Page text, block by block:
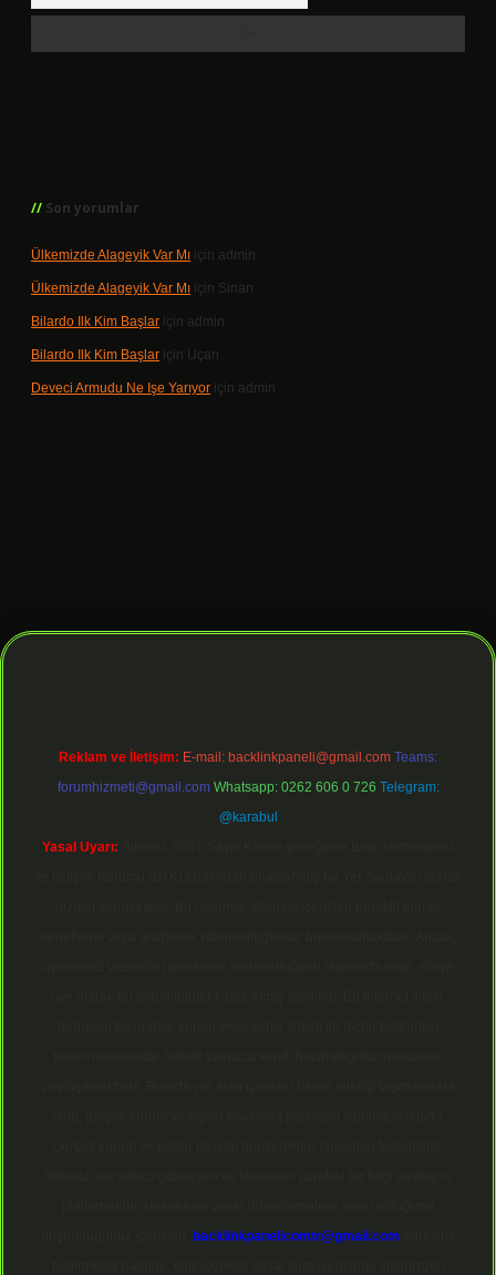
Son yorumlar
Ülkemizde Alageyik Var Mı için admin
Ülkemizde Alageyik Var Mı için Sinan
Bilardo Ilk Kim Başlar için admin
Bilardo Ilk Kim Başlar için Uçan
Deveci Armudu Ne Işe Yarıyor için admin
giriş
Reklam ve İletişim: E-mail: backlinkpaneli@gmail.com Teams:
forumhizmeti@gmail.com Whatsapp: 0262 606 0 726 Telegram:
@karabul
Yasal Uyarı:
backlinkpanelicomtr@gmail.com